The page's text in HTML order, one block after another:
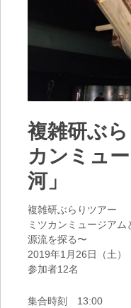
複雑研ぶ
カンミュ
河」
複雑研ぶらりツアー
ミツカンミュージア
源流を探る〜
2019年1月26日（土）
参加者12名
集合時刻 13:00